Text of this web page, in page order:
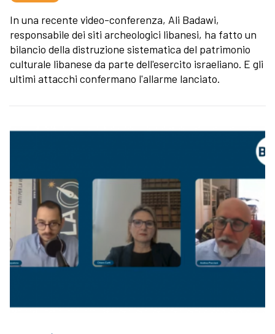
In una recente video-conferenza, Ali Badawi,
responsabile dei siti archeologici libanesi, ha fatto un
bilancio della distruzione sistematica del patrimonio
culturale libanese da parte dell'esercito israeliano. E gli
ultimi attacchi confermano l'allarme lanciato.